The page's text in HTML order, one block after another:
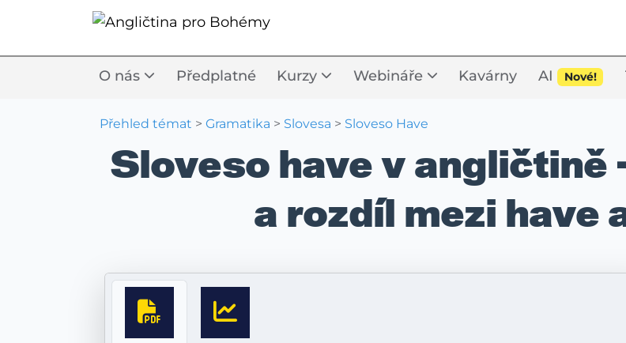
O nás Předplatné Kurzy Webináře Kavárny AI Nové!
Přehled témat > Gramatika > Slovesa > Sloveso Have
Sloveso have v angličtině
a rozdíl mezi have